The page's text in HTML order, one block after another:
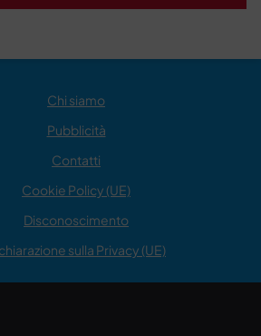
Chi siamo
Pubblicità
Contatti
Cookie Policy (UE)
Disconoscimento
sulla Privacy (UE)